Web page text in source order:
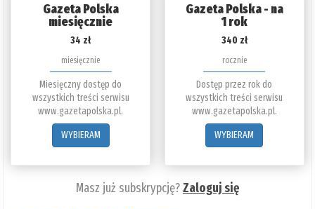
Gazeta Polska
miesięcznie
34 zł
miesięcznie
Miesięczny dostęp do
wszystkich treści serwisu
www.gazetapolska.pl.
WYBIERAM
Gazeta Polska - na
1 rok
340 zł
rocznie
Dostęp przez rok do
wszystkich treści serwisu
www.gazetapolska.pl.
WYBIERAM
Masz już subskrypcję?Zaloguj się